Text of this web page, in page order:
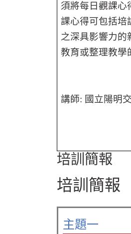
須將每日觀課心
課心得可包括培
之深具影響力的
教育或整理教學
講師: 國立陽明
培訓簡報
培訓簡報
主題一